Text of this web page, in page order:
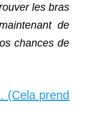
les bras
de
chances de
(Cela prend